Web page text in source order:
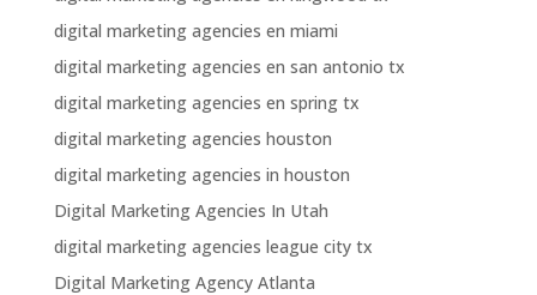
digital marketing agencies en miami
digital marketing agencies en san antonio tx
digital marketing agencies en spring tx
digital marketing agencies houston
digital marketing agencies in houston
Digital Marketing Agencies In Utah
digital marketing agencies league city tx
Digital Marketing Agency Atlanta